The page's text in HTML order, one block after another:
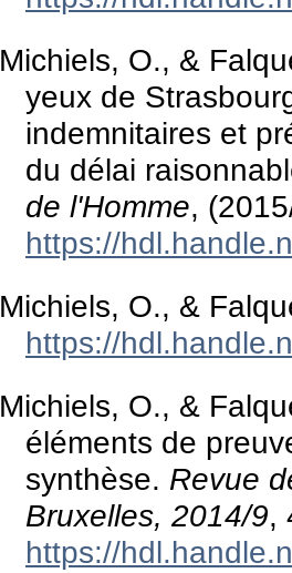
Michiels, O., &
yeux de
indemnitaires et
du délai
de l'Homme,
https://
Michiels, O., &
https://
Michiels, O., &
éléments de
synthèse. Revue
Bruxelles, 2014/9,
https://